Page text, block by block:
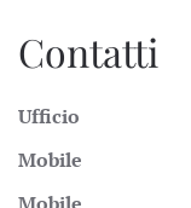
Contatti
Ufficio
Mobile